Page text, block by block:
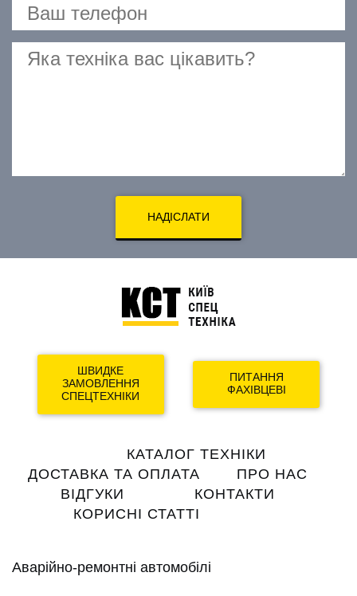
НАДІСЛАТИ
ШВИДКЕ
ЗАМОВЛЕННЯ
СПЕЦТЕХНІКИ
ПИТАННЯ
ФАХІВЦЕВІ
navigation
КАТАЛОГ ТЕХНІКИ
ДОСТАВКА ТА ОПЛАТА
ПРО НАС
ВІДГУКИ
КОНТАКТИ
КОРИСНІ СТАТТІ
Аварійно-ремонтні автомобілі